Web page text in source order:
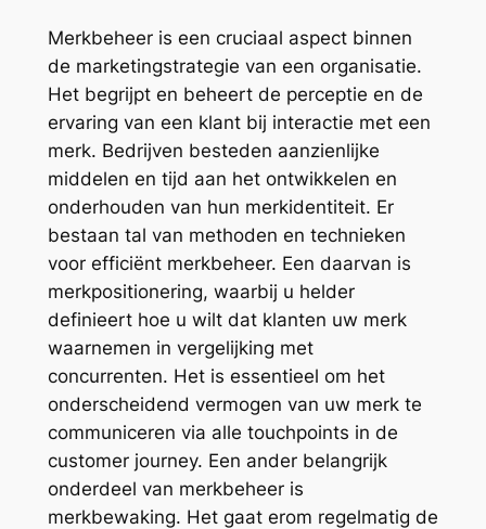
Merkbeheer is een cruciaal aspect binnen
de marketingstrategie van een organisatie.
Het begrijpt en beheert de perceptie en de
ervaring van een klant bij interactie met een
merk. Bedrijven besteden aanzienlijke
middelen en tijd aan het ontwikkelen en
onderhouden van hun merkidentiteit. Er
bestaan tal van methoden en technieken
voor efficiënt merkbeheer. Een daarvan is
merkpositionering, waarbij u helder
definieert hoe u wilt dat klanten uw merk
waarnemen in vergelijking met
concurrenten. Het is essentieel om het
onderscheidend vermogen van uw merk te
communiceren via alle touchpoints in de
customer journey. Een ander belangrijk
onderdeel van merkbeheer is
merkbewaking. Het gaat erom regelmatig de